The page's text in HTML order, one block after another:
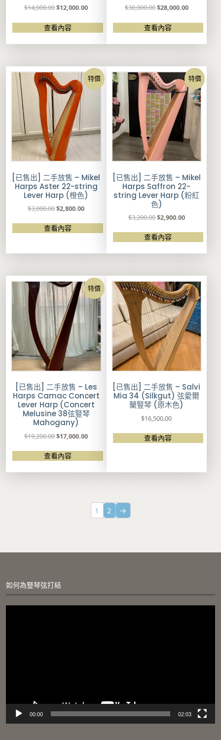
$14,000.00原
價
：
1
4
,
0
0
.
0
0
。
$12,000.00目
：
1
2
,
.
0
。
查看內容
$30,000.00原
價
：
3
0
,
0
0
0
.
0
0
。
$28,000.00目
：
2
8
,
0
0
。
查看內容
特價
[已售出] 二手放售 – Mikel
Harps Aster 22-string
Lever Harp (橙色)
$3,000.00原
價
,
0
0
0
.
0
0
。
$2,800.00目
,
8
0
0
.
。
查看內容
特價
[已售出] 二手放售 – Mikel
Harps Saffron 22-
string Lever Harp (粉紅
色)
$3,200.00原
價
：
3
,
2
0
0
.
0
0
。
$2,900.00目
：
2
,
9
0
0
.
0
0
。
查看內容
特價
[已售出] 二手放售 – Les
Harps Camac Concert
Lever Harp (Concert
Melusine 38弦豎琴
Mahogany)
$19,200.00原
價
：
.
。
$17,000.00目
：
7
.
查看內容
[已售出] 二手放售 – Salvi
Mia 34 (Silkgut) 弦愛爾
蘭豎琴 (原木色)
$16,500.00
查看內容
1 2 →
如何為豎琴弦打結
00:00 02:03